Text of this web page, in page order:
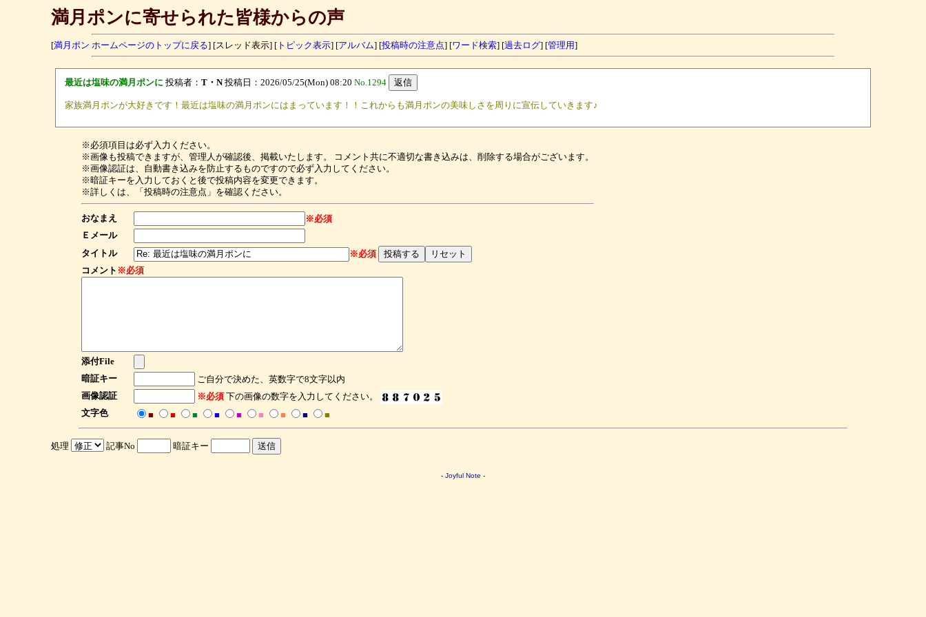
満月ポンに寄せられた皆様からの声
[満月ポン ホームページのトップに戻る] [スレッド表示] [ トピック表示] [アルバム] [投稿時の注意点] [ワード検索] [過去ログ] [管理用]
最近は塩味の満月ポンに 投稿者：T・N投稿日：2026/05/25(Mon) 08:20No.1294
家族満月ポンが大好きです！最近は塩味の満月ポンにはまっています！！これからも満月ポンの美味しさを周りに宣伝していきます♪
※必須項目は必ず入力ください。
※画像も投稿できますが、管理人が確認後、掲載いたします。 コメント共に不適切な書き込みは、削除する場合がございます。
※画像認証は、自動書き込みを防止するものですので必ず入力してください。
※暗証キーを入力しておくと後で投稿内容を変更できます。
※詳しくは、「投稿時の注意点」を確認ください。
おなまえ
※必須
Ｅメール
タイトル
※必須
コメント ※必須
添付File
暗証キー
ご自分で決めた、英数字で8文字以内
画像認証
※必須 下の画像の数字を入力してください。
文字色
■ ■ ■ ■ ■ ■ ■ ■ ■
処理 記事No 暗証キー
- Joyful Note -